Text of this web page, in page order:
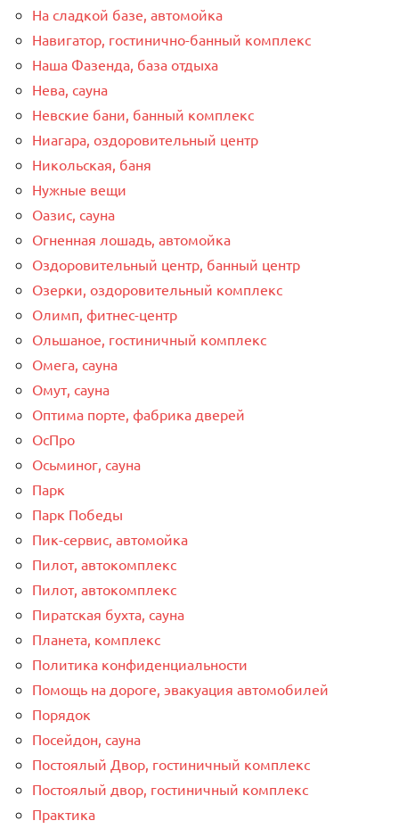
На сладкой базе, автомойка
Навигатор, гостинично-банный комплекс
Наша Фазенда, база отдыха
Нева, сауна
Невские бани, банный комплекс
Ниагара, оздоровительный центр
Никольская, баня
Нужные вещи
Оазис, сауна
Огненная лошадь, автомойка
Оздоровительный центр, банный центр
Озерки, оздоровительный комплекс
Олимп, фитнес-центр
Ольшаное, гостиничный комплекс
Омега, сауна
Омут, сауна
Оптима порте, фабрика дверей
ОсПро
Осьминог, сауна
Парк
Парк Победы
Пик-сервис, автомойка
Пилот, автокомплекс
Пилот, автокомплекс
Пиратская бухта, сауна
Планета, комплекс
Политика конфиденциальности
Помощь на дороге, эвакуация автомобилей
Порядок
Посейдон, сауна
Постоялый Двор, гостиничный комплекс
Постоялый двор, гостиничный комплекс
Практика